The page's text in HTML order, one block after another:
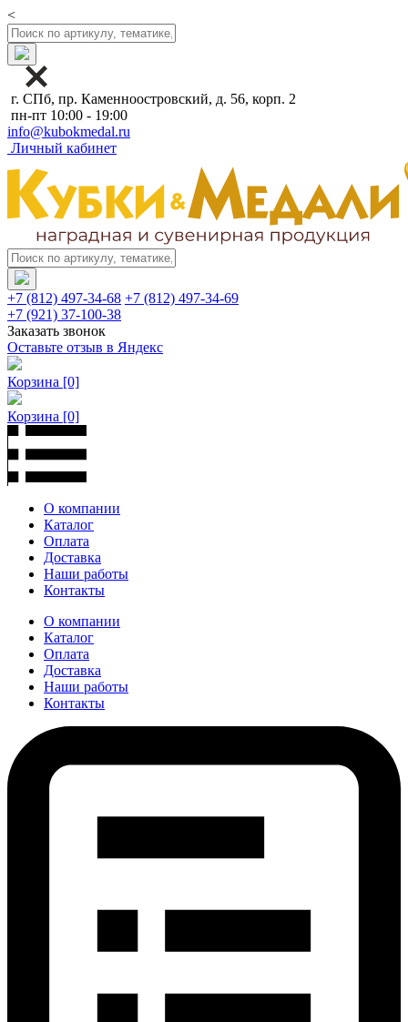
<
г. СПб, пр. Каменноостровский, д. 56, корп. 2
пн-пт 10:00 - 19:00
info@kubokmedal.ru
Личный кабинет
+7 (812) 497-34-68 +7 (812) 497-34-69
+7 (921) 37-100-38
Заказать звонок
Оставьте отзыв в Яндекс
Корзина [0]
Корзина [0]
О компании
Каталог
Оплата
Доставка
Наши работы
Контакты
О компании
Каталог
Оплата
Доставка
Наши работы
Контакты